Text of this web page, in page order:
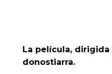
La película,
donostiarra.